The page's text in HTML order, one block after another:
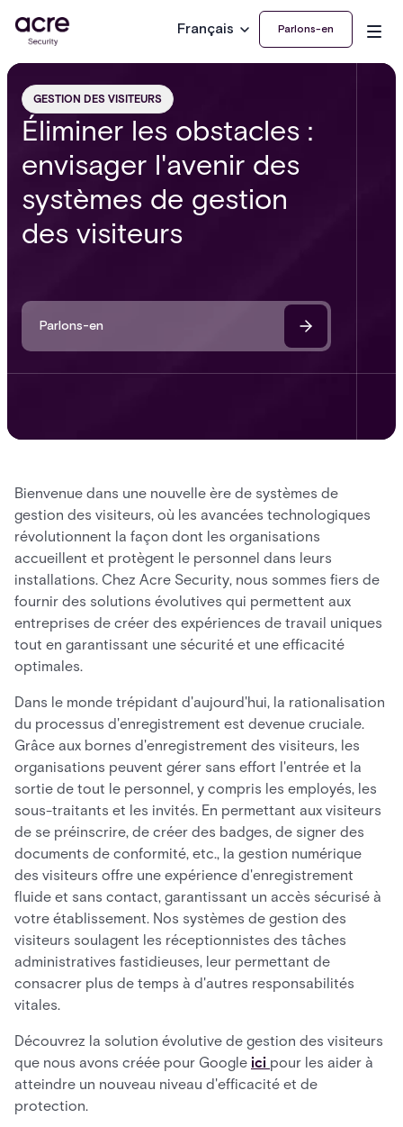
Français Parlons-en
GESTION DES VISITEURS
Éliminer les obstacles :
envisager l'avenir des
systèmes de gestion
des visiteurs
Parlons-en
Bienvenue dans une nouvelle ère de systèmes de
gestion des visiteurs, où les avancées technologiques
révolutionnent la façon dont les organisations
accueillent et protègent le personnel dans leurs
installations. Chez Acre Security, nous sommes fiers de
fournir des solutions évolutives qui permettent aux
entreprises de créer des expériences de travail uniques
tout en garantissant une sécurité et une efficacité
optimales.
Dans le monde trépidant d'aujourd'hui, la rationalisation
du processus d'enregistrement est devenue cruciale.
Grâce aux bornes d'enregistrement des visiteurs, les
organisations peuvent gérer sans effort l'entrée et la
sortie de tout le personnel, y compris les employés, les
sous-traitants et les invités. En permettant aux visiteurs
de se préinscrire, de créer des badges, de signer des
documents de conformité, etc., la gestion numérique
des visiteurs offre une expérience d'enregistrement
fluide et sans contact, garantissant un accès sécurisé à
votre établissement. Nos systèmes de gestion des
visiteurs soulagent les réceptionnistes des tâches
administratives fastidieuses, leur permettant de
consacrer plus de temps à d'autres responsabilités
vitales.
Découvrez la solution évolutive de gestion des visiteurs
que nous avons créée pour Google ici pour les aider à
atteindre un nouveau niveau d'efficacité et de
protection.